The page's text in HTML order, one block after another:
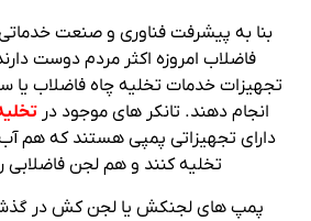
بنا به پیشرفت فناوری و صنعت
فاضلاب امروزه اکثر مردم دوست
تجهیزات خدمات تخلیه چاه فاضلاب یا
انجام دهند. تانکر های موجود در
دارای تجهیزاتی پمپی هستند که هم آب
تخلیه کنند و هم لجن فاضلابی
پمپ های لجنکش یا لجن کش در